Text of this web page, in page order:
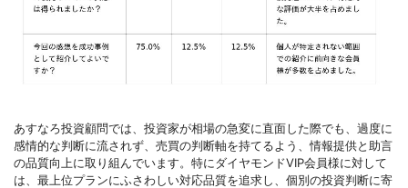
あすなろ投資顧問では、投資家が相場の急変に直面した際でも、過度に
感情的な判断に流されず、売買の判断軸を持てるよう、情報提供と助言
の品質向上に取り組んでいます。特にダイヤモンドVIP会員様に対して
は、最上位プランにふさわしい対応品質を追求し、個別の投資判断に寄